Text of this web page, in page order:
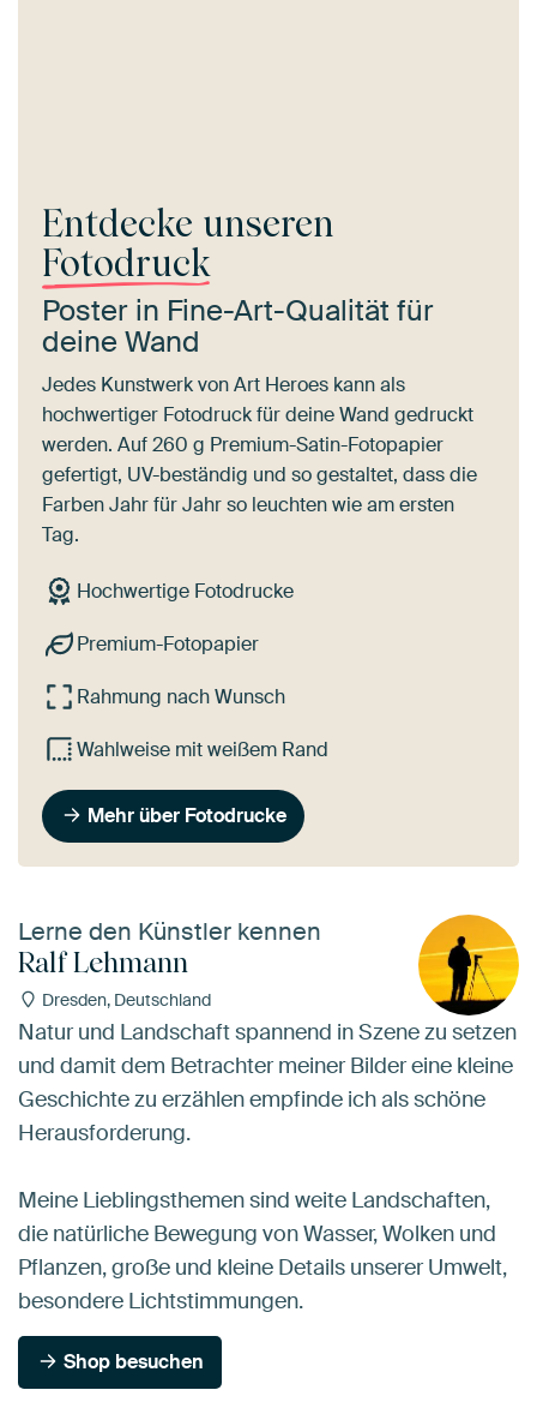
Entdecke unseren
Fotodruck
Poster in Fine-Art-Qualität für
deine Wand
Jedes Kunstwerk von Art Heroes kann als
hochwertiger Fotodruck für deine Wand gedruckt
werden. Auf 260 g Premium-Satin-Fotopapier
gefertigt, UV-beständig und so gestaltet, dass die
Farben Jahr für Jahr so leuchten wie am ersten
Tag.
Hochwertige Fotodrucke
Premium-Fotopapier
Rahmung nach Wunsch
Wahlweise mit weißem Rand
Mehr über Fotodrucke
Lerne den Künstler kennen
Ralf Lehmann
Dresden, Deutschland
Natur und Landschaft spannend in Szene zu setzen
und damit dem Betrachter meiner Bilder eine kleine
Geschichte zu erzählen empfinde ich als schöne
Herausforderung.
Meine Lieblingsthemen sind weite Landschaften,
die natürliche Bewegung von Wasser, Wolken und
Pflanzen, große und kleine Details unserer Umwelt,
besondere Lichtstimmungen.
Shop besuchen